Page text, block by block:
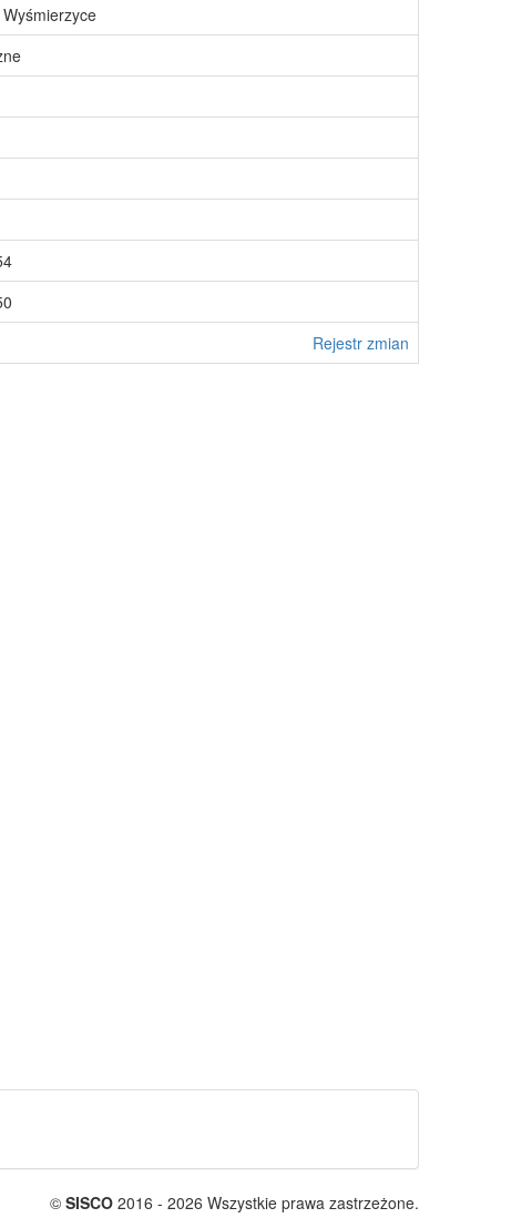
Rejestr zmian
© SISCO 2016 - 2026 Wszystkie prawa zastrzeżone.